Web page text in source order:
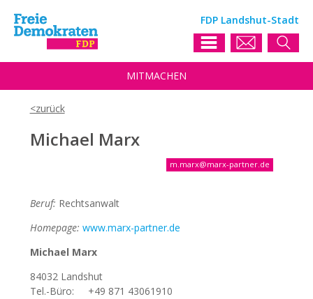
FDP Landshut-Stadt
MITMACHEN
Michael Marx
m.marx@marx-partner.de
Beruf: Rechtsanwalt
Homepage: www.marx-partner.de
Michael Marx
84032 Landshut
Tel.-Büro: +49 871 43061910